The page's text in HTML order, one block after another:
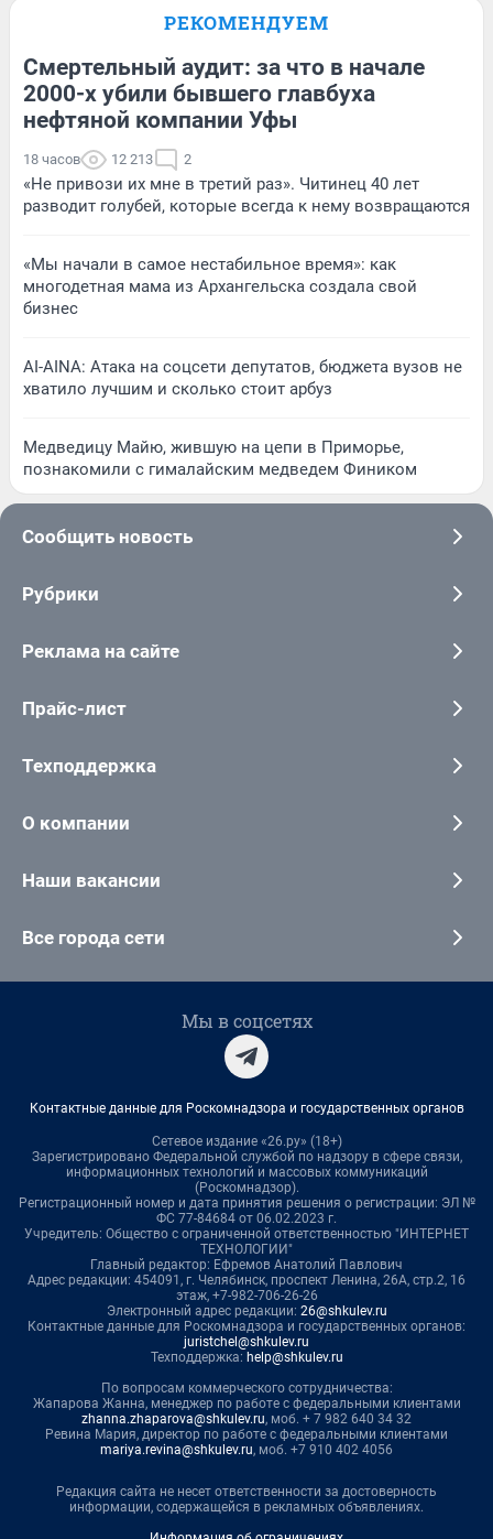
РЕКОМЕНДУЕМ
Смертельный аудит: за что в начале
2000-х убили бывшего главбуха
нефтяной компании Уфы
18 часов 12 213 2
«Не привози их мне в третий раз». Читинец 40 лет
разводит голубей, которые всегда к нему возвращаются
«Мы начали в самое нестабильное время»: как
многодетная мама из Архангельска создала свой
бизнес
AI-AINA: Атака на соцсети депутатов, бюджета вузов не
хватило лучшим и сколько стоит арбуз
Медведицу Майю, жившую на цепи в Приморье,
познакомили с гималайским медведем Фиником
Сообщить новость
Рубрики
Реклама на сайте
Прайс-лист
Техподдержка
О компании
Наши вакансии
Все города сети
Мы в соцсетях
Контактные данные для Роскомнадзора и государственных органов
Сетевое издание «26.ру» (18+)
Зарегистрировано Федеральной службой по надзору в сфере связи,
информационных технологий и массовых коммуникаций
(Роскомнадзор).
Регистрационный номер и дата принятия решения о регистрации: ЭЛ №
ФС 77-84684 от 06.02.2023 г.
Учредитель: Общество с ограниченной ответственностью "ИНТЕРНЕТ
ТЕХНОЛОГИИ"
Главный редактор: Ефремов Анатолий Павлович
Адрес редакции: 454091, г. Челябинск, проспект Ленина, 26А, стр.2, 16
этаж, +7-982-706-26-26
Электронный адрес редакции: 26@shkulev.ru
Контактные данные для Роскомнадзора и государственных органов:
juristchel@shkulev.ru
Техподдержка: help@shkulev.ru
По вопросам коммерческого сотрудничества:
Жапарова Жанна, менеджер по работе с федеральными клиентами
zhanna.zhaparova@shkulev.ru, моб. + 7 982 640 34 32
Ревина Мария, директор по работе с федеральными клиентами
mariya.revina@shkulev.ru, моб. +7 910 402 4056
Редакция сайта не несет ответственности за достоверность
информации, содержащейся в рекламных объявлениях.